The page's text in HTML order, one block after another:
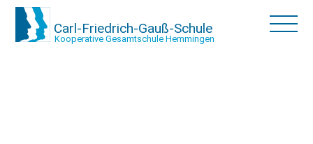
Carl-Friedrich-Gauß-Schule
Kooperative Gesamtschule Hemmingen